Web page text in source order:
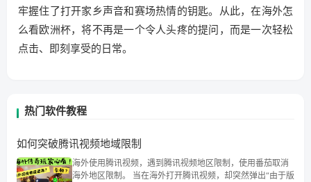
牢握住了打开家乡声音和赛场热情的钥匙。从此，在海外怎
么看欧洲杯，将不再是一个令人头疼的提问，而是一次轻松
点击、即刻享受的日常。
热门软件教程
如何突破腾讯视频地域限制
海外使用腾讯视频，遇到腾讯视频地区限制，使用番茄取消
海外地区限制。 当在海外打开腾讯视频，却突然弹出“由于版